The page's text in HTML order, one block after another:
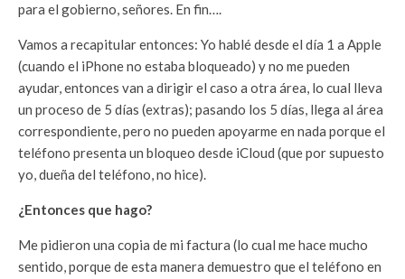
para el gobierno, señores. En fin….
Vamos a recapitular entonces: Yo hablé desde el día 1 a Apple
(cuando el iPhone no estaba bloqueado) y no me pueden
ayudar, entonces van a dirigir el caso a otra área, lo cual lleva
un proceso de 5 días (extras); pasando los 5 días, llega al área
correspondiente, pero no pueden apoyarme en nada porque el
teléfono presenta un bloqueo desde iCloud (que por supuesto
yo, dueña del teléfono, no hice).
¿Entonces que hago?
Me pidieron una copia de mi factura (lo cual me hace mucho
sentido, porque de esta manera demuestro que el teléfono en